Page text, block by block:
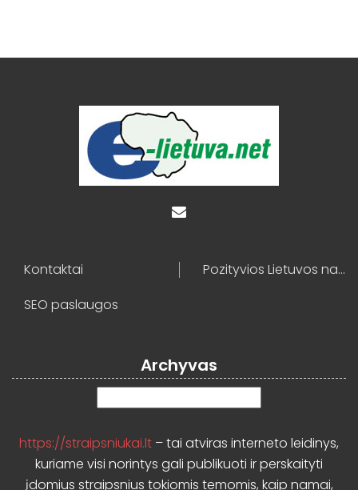
Kontaktai
Pozityvios Lietuvos naujienos
SEO paslaugos
Archyvas
https://straipsniukai.lt – tai atviras interneto leidinys,
kuriame visi norintys gali publikuoti ir perskaityti
įdomius straipsnius tokiomis temomis, kaip namai,